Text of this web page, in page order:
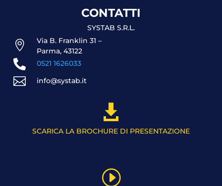
CONTATTI
SYSTAB S.R.L.

Via B. Franklin 31 –
Parma, 43122
 0521 1626033
 info@systab.it

SCARICA LA BROCHURE DI PRESENTAZIONE
I